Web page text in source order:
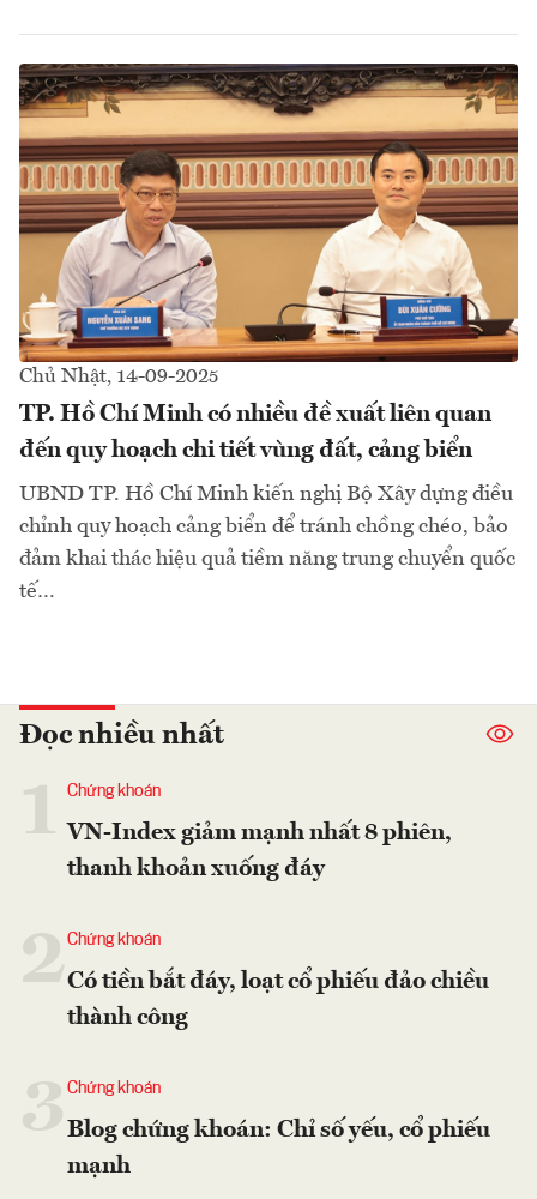
Chủ Nhật, 14-09-2025
TP. Hồ Chí Minh có nhiều đề xuất liên quan
đến quy hoạch chi tiết vùng đất, cảng biển
UBND TP. Hồ Chí Minh kiến nghị Bộ Xây dựng điều
chỉnh quy hoạch cảng biển để tránh chồng chéo, bảo
đảm khai thác hiệu quả tiềm năng trung chuyển quốc
tế…
Đọc nhiều nhất
Chứng khoán
VN-Index giảm mạnh nhất 8 phiên,
thanh khoản xuống đáy
2Chứng khoán
Có tiền bắt đáy, loạt cổ phiếu đảo chiều
thành công
Chứng khoán
Blog chứng khoán: Chỉ số yếu, cổ phiếu
mạnh